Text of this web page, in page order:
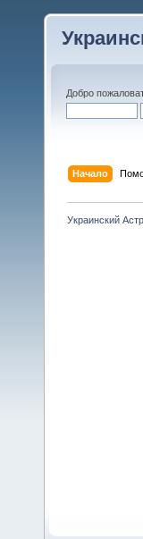
Добро
Начало
Украинский